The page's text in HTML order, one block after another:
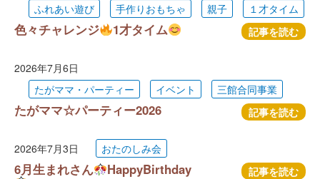
ふれあい遊び
手作りおもちゃ 親子 １才タイム
色々チャレンジ 1才タイム 記事を読む
2026年7月6日
たがママ・パーティー
イベント 三館合同事業
たがママ☆パーティー2026 記事を読む
2026年7月3日 おたのしみ会
6月生まれさん HappyBirthday 記事を読む